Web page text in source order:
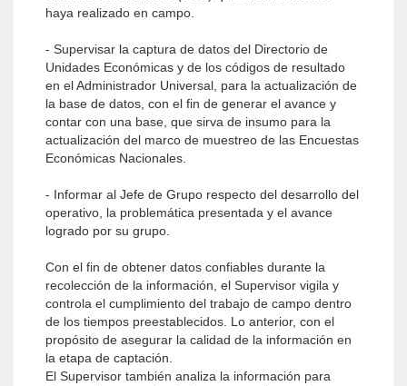
haya realizado en campo.
- Supervisar la captura de datos del Directorio de
Unidades Económicas y de los códigos de resultado
en el Administrador Universal, para la actualización de
la base de datos, con el fin de generar el avance y
contar con una base, que sirva de insumo para la
actualización del marco de muestreo de las Encuestas
Económicas Nacionales.
- Informar al Jefe de Grupo respecto del desarrollo del
operativo, la problemática presentada y el avance
logrado por su grupo.
Con el fin de obtener datos confiables durante la
recolección de la información, el Supervisor vigila y
controla el cumplimiento del trabajo de campo dentro
de los tiempos preestablecidos. Lo anterior, con el
propósito de asegurar la calidad de la información en
la etapa de captación.
El Supervisor también analiza la información para